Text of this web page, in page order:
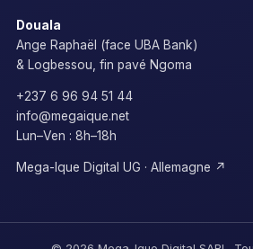
Douala
Ange Raphaël (face UBA Bank)
& Logbessou, fin pavé Ngoma
+237 6 96 94 51 44
info@megaique.net
Lun–Ven : 8h–18h
Mega-Ique Digital UG · Allemagne ↗